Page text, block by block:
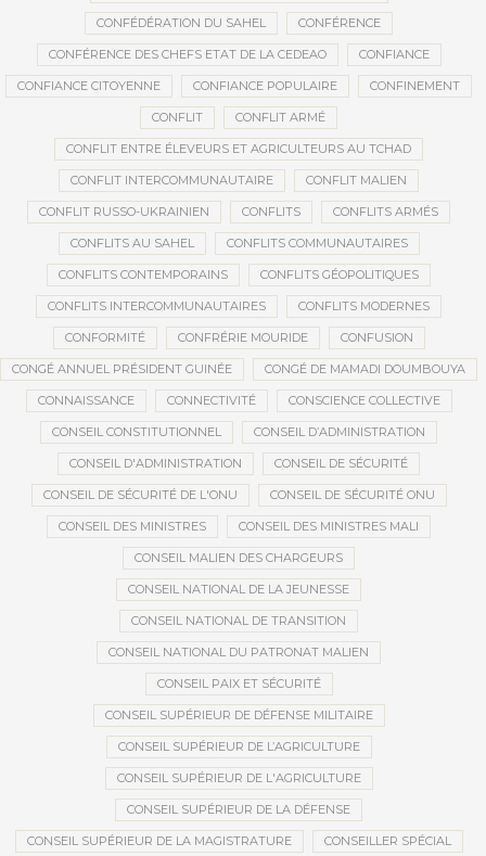
CONFÉDÉRATION DU SAHEL CONFÉRENCE
CONFÉRENCE DES CHEFS ETAT DE LA CEDEAO CONFIANCE
CONFIANCE CITOYENNE CONFIANCE POPULAIRE CONFINEMENT
CONFLIT CONFLIT ARMÉ
CONFLIT ENTRE ÉLEVEURS ET AGRICULTEURS AU TCHAD
CONFLIT INTERCOMMUNAUTAIRE CONFLIT MALIEN
CONFLIT RUSSO-UKRAINIEN CONFLITS CONFLITS ARMÉS
CONFLITS AU SAHEL CONFLITS COMMUNAUTAIRES
CONFLITS CONTEMPORAINS CONFLITS GÉOPOLITIQUES
CONFLITS INTERCOMMUNAUTAIRES CONFLITS MODERNES
CONFORMITÉ CONFRÉRIE MOURIDE CONFUSION
CONGÉ ANNUEL PRÉSIDENT GUINÉE CONGÉ DE MAMADI DOUMBOUYA
CONNAISSANCE CONNECTIVITÉ CONSCIENCE COLLECTIVE
CONSEIL CONSTITUTIONNEL CONSEIL D’ADMINISTRATION
CONSEIL D'ADMINISTRATION CONSEIL DE SÉCURITÉ
CONSEIL DE SÉCURITÉ DE L'ONU CONSEIL DE SÉCURITÉ ONU
CONSEIL DES MINISTRES CONSEIL DES MINISTRES MALI
CONSEIL MALIEN DES CHARGEURS
CONSEIL NATIONAL DE LA JEUNESSE
CONSEIL NATIONAL DE TRANSITION
CONSEIL NATIONAL DU PATRONAT MALIEN
CONSEIL PAIX ET SÉCURITÉ
CONSEIL SUPÉRIEUR DE DÉFENSE MILITAIRE
CONSEIL SUPÉRIEUR DE L’AGRICULTURE
CONSEIL SUPÉRIEUR DE L'AGRICULTURE
CONSEIL SUPÉRIEUR DE LA DÉFENSE
CONSEIL SUPÉRIEUR DE LA MAGISTRATURE CONSEILLER SPÉCIAL